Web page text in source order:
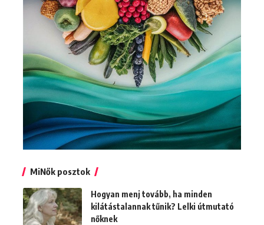
MiNők posztok
Hogyan menj tovább, ha minden
kilátástalannak tűnik? Lelki útmutató
nőknek